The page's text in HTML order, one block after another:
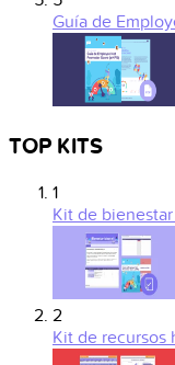
Guía de
TOP KITS
1
Kit de
2
Kit de recursos